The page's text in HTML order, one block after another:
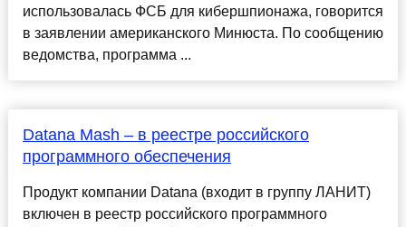
использовалась ФСБ для кибершпионажа, говорится
в заявлении американского Минюста. По сообщению
ведомства, программа ...
Datana Mash – в реестре российского
программного обеспечения
Продукт компании Datana (входит в группу ЛАНИТ)
включен в реестр российского программного